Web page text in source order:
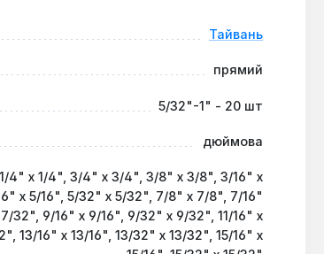
Тайвань
прямий
5/32"-1" - 20 шт
дюймова
1/4" х 1/4", 3/4" х 3/4", 3/8" х 3/8", 3/16" х
х 5/16", 5/32" х 5/32", 7/8" х 7/8", 7/16"
32", 9/16" х 9/16", 9/32" х 9/32", 11/16" х
13/16" х 13/16", 13/32" х 13/32", 15/16" х